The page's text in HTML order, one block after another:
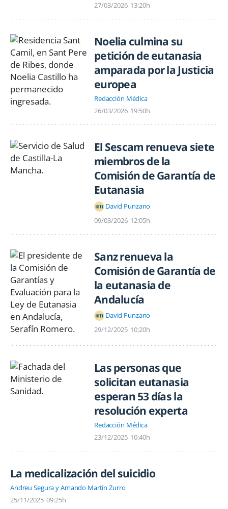
27/03/2026 13:20h
Noelia culmina su
petición de eutanasia
amparada por la Justicia
europea
Redacción Médica
26/03/2026 19:50h
El Sescam renueva siete
miembros de la
Comisión de Garantía de
Eutanasia
David Punzano
09/03/2026 12:05h
Sanz renueva la
Comisión de Garantía de
la eutanasia de
Andalucía
David Punzano
29/12/2025 10:20h
Las personas que
solicitan eutanasia
esperan 53 días la
resolución experta
Redacción Médica
23/12/2025 10:40h
La medicalización del suicidio
Andreu Segura y Amando Martín Zurro
25/11/2025 09:25h